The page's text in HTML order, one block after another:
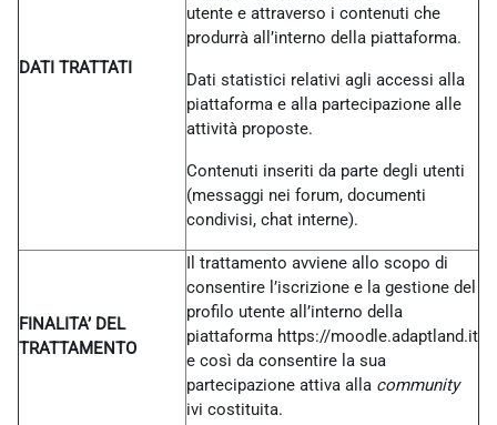
DATI TRATTATI
utente e attraverso i contenuti che
produrrà all’interno della piattaforma.
Dati statistici relativi agli accessi alla
piattaforma e alla partecipazione alle
attività proposte.
Contenuti inseriti da parte degli utenti
(messaggi nei forum, documenti
condivisi, chat interne).
FINALITA’ DEL
TRATTAMENTO
Il trattamento avviene allo scopo di
consentire l’iscrizione e la gestione del
profilo utente all’interno della
piattaforma https://moodle.adaptland.it
e così da consentire la sua
partecipazione attiva alla community
ivi costituita.